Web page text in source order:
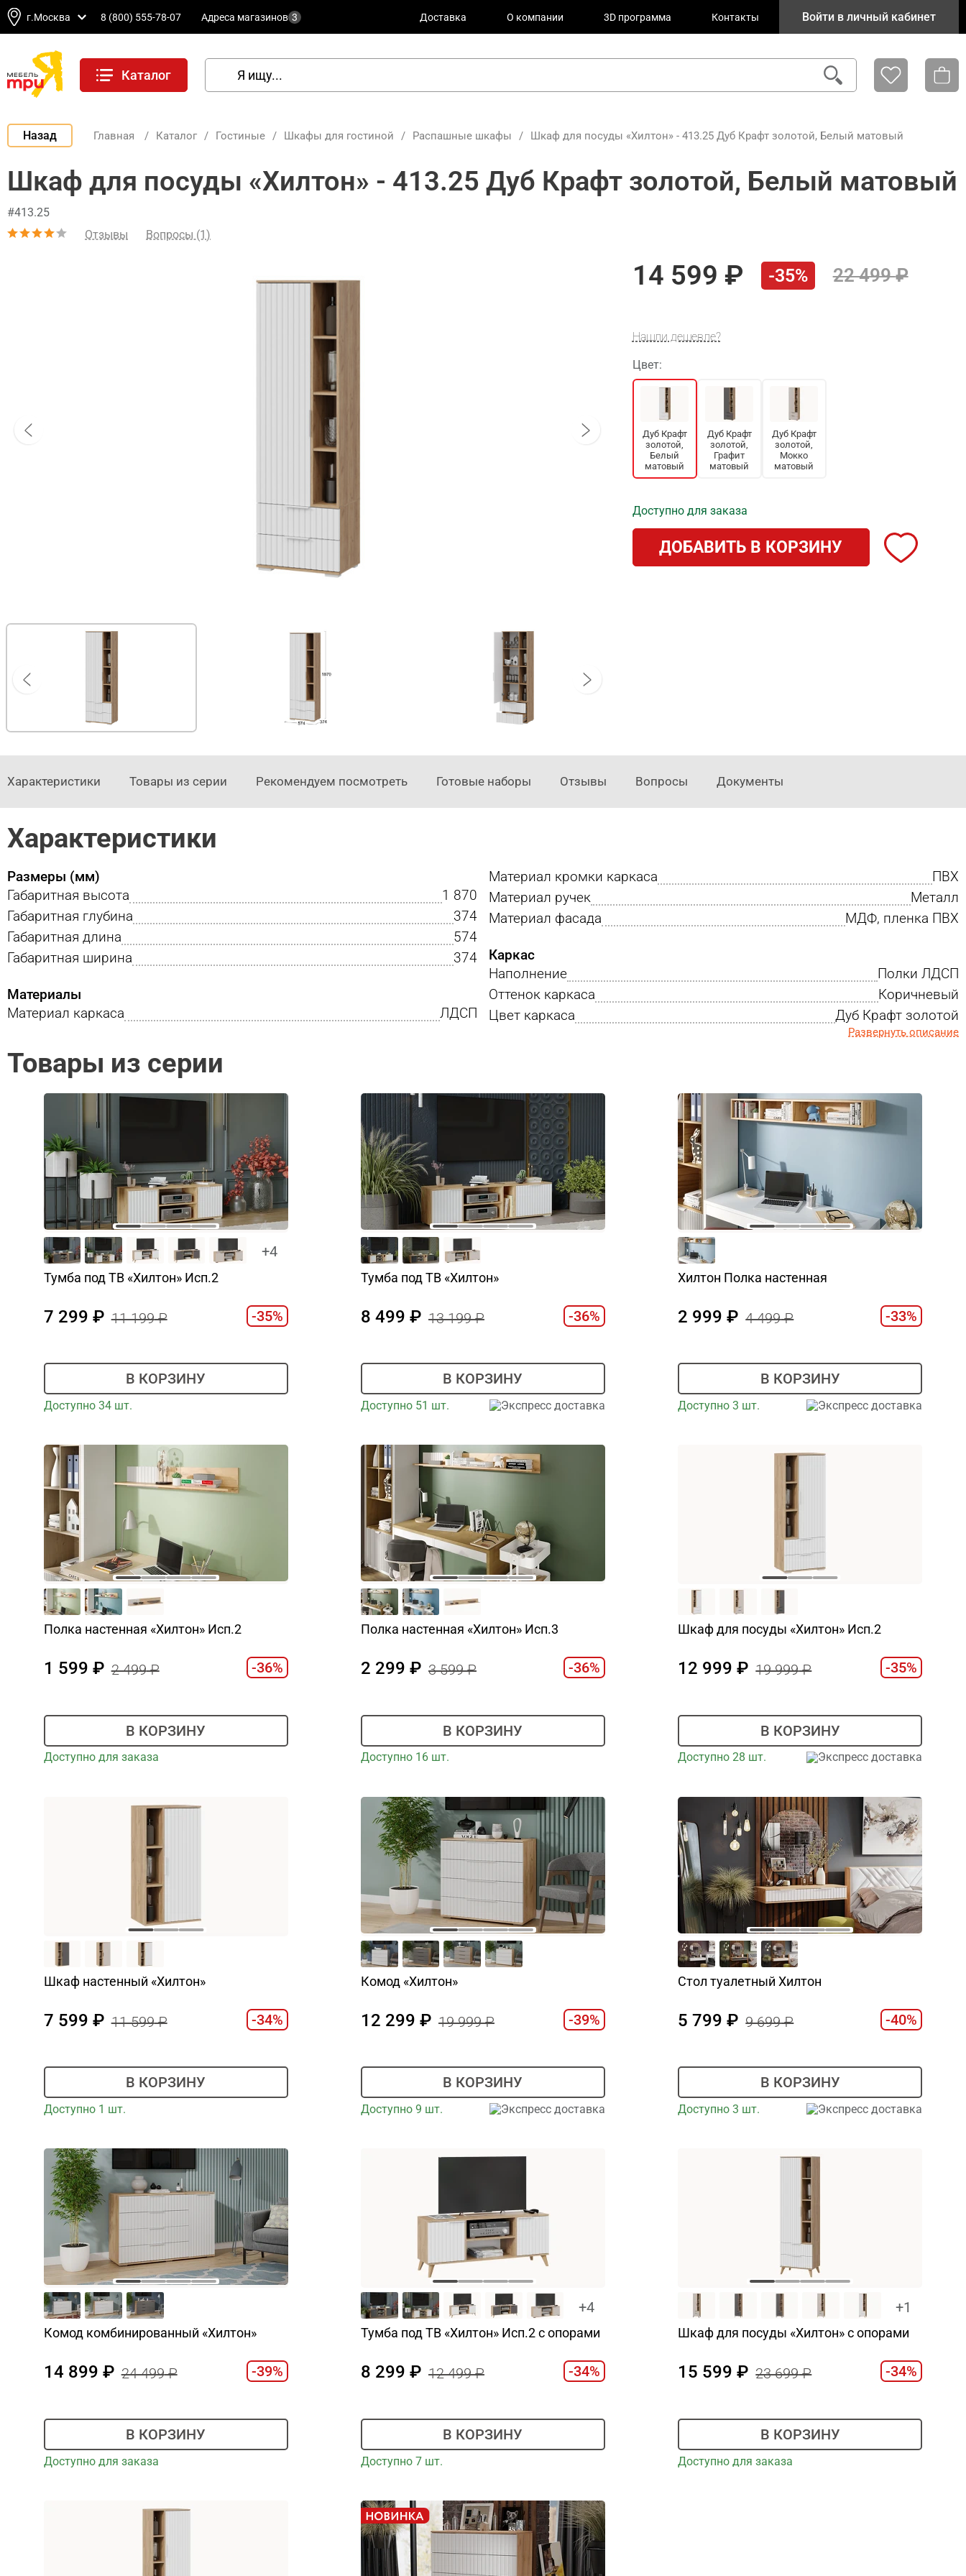
г.Москва 8 (800) 555-78-07 Адреса магазинов 3 Доставка О компании 3D программа Контакты Войти в личный кабинет
Каталог
Назад Главная / Каталог / Гостиные / Шкафы для гостиной / Распашные шкафы / Шкаф для посуды «Хилтон» - 413.25 Дуб Крафт золотой, Белый матовый
Шкаф для посуды «Хилтон» - 413.25 Дуб Крафт золотой, Белый матовый
#413.25
Отзывы
Вопросы (1)
14 599 -35% 22 499
Нашли дешевле?
Цвет:
Дуб Крафт
золотой,
Белый
матовый
Дуб Крафт
золотой,
Графит
матовый
Дуб Крафт
золотой,
Мокко
матовый
Доступно для заказа
ДОБАВИТЬ В КОРЗИНУ
Характеристики Товары из серии Рекомендуем посмотреть Готовые наборы Отзывы Вопросы Документы
Характеристики
Размеры (мм)
Габаритная высота
1 870
Габаритная глубина
374
Габаритная длина
574
Габаритная ширина
374
Материалы
Материал каркаса
ЛДСП
Материал кромки каркаса
ПВХ
Материал ручек
Металл
Материал фасада
МДФ, пленка ПВХ
Каркас
Наполнение
Полки ЛДСП
Оттенок каркаса
Коричневый
Цвет каркаса
Дуб Крафт золотой
Развернуть описание
Товары из серии
+4
Тумба под ТВ «Хилтон» Исп.2
7 299 11 199 -35%
В КОРЗИНУ
Доступно 34 шт.
Тумба под ТВ «Хилтон»
8 499 13 199 -36%
В КОРЗИНУ
Доступно 51 шт. Экспресс доставка
Хилтон Полка настенная
2 999 4 499 -33%
В КОРЗИНУ
Доступно 3 шт. Экспресс доставка
Полка настенная «Хилтон» Исп.2
1 599 2 499 -36%
В КОРЗИНУ
Доступно для заказа
Полка настенная «Хилтон» Исп.3
2 299 3 599 -36%
В КОРЗИНУ
Доступно 16 шт.
Шкаф для посуды «Хилтон» Исп.2
12 999 19 999 -35%
В КОРЗИНУ
Доступно 28 шт. Экспресс доставка
Шкаф настенный «Хилтон»
7 599 11 599 -34%
В КОРЗИНУ
Доступно 1 шт.
Комод «Хилтон»
12 299 19 999 -39%
В КОРЗИНУ
Доступно 9 шт. Экспресс доставка
Стол туалетный Хилтон
5 799 9 699 -40%
В КОРЗИНУ
Доступно 3 шт. Экспресс доставка
Комод комбинированный «Хилтон»
14 899 24 499 -39%
В КОРЗИНУ
Доступно для заказа
+4
Тумба под ТВ «Хилтон» Исп.2 с опорами
8 299 12 499 -34%
В КОРЗИНУ
Доступно 7 шт.
+1
Шкаф для посуды «Хилтон» с опорами
15 599 23 699 -34%
В КОРЗИНУ
Доступно для заказа